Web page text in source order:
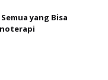
yang Bisa